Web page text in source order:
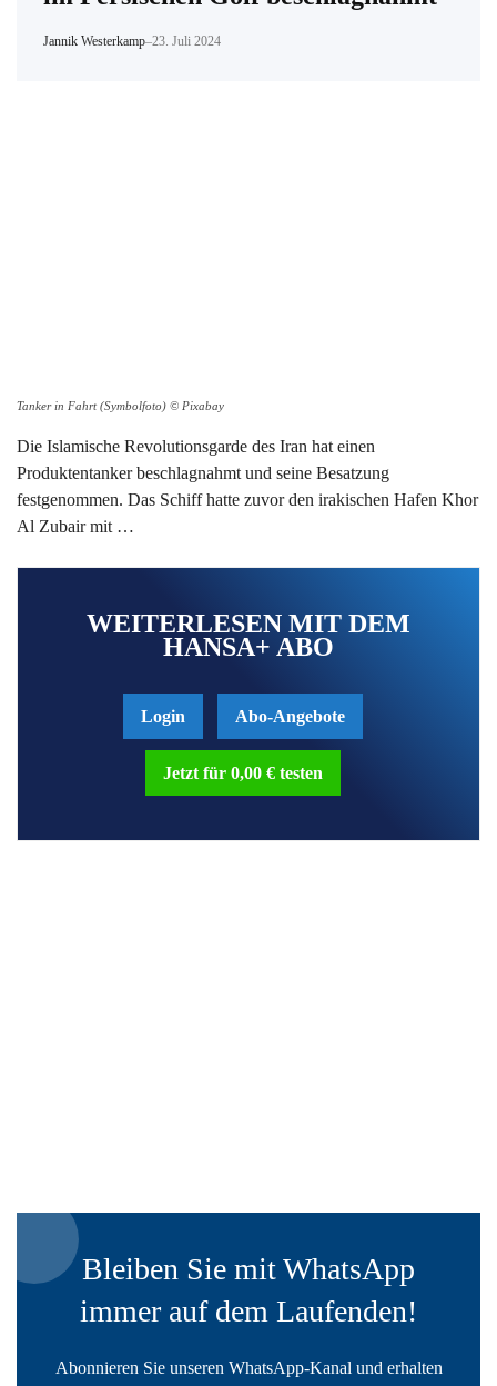
Jannik Westerkamp–23. Juli 2024
Tanker in Fahrt (Symbolfoto) © Pixabay
Die Islamische Revolutionsgarde des Iran hat einen
Produktentanker beschlagnahmt und seine Besatzung
festgenommen. Das Schiff hatte zuvor den irakischen Hafen Khor
Al Zubair mit …
WEITERLESEN MIT DEM
HANSA+ ABO
Login Abo-Angebote
Jetzt für 0,00 € testen
Bleiben Sie mit WhatsApp
immer auf dem Laufenden!
Abonnieren Sie unseren WhatsApp-Kanal und erhalten